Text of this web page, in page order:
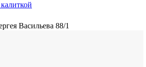
Васильева 88/1